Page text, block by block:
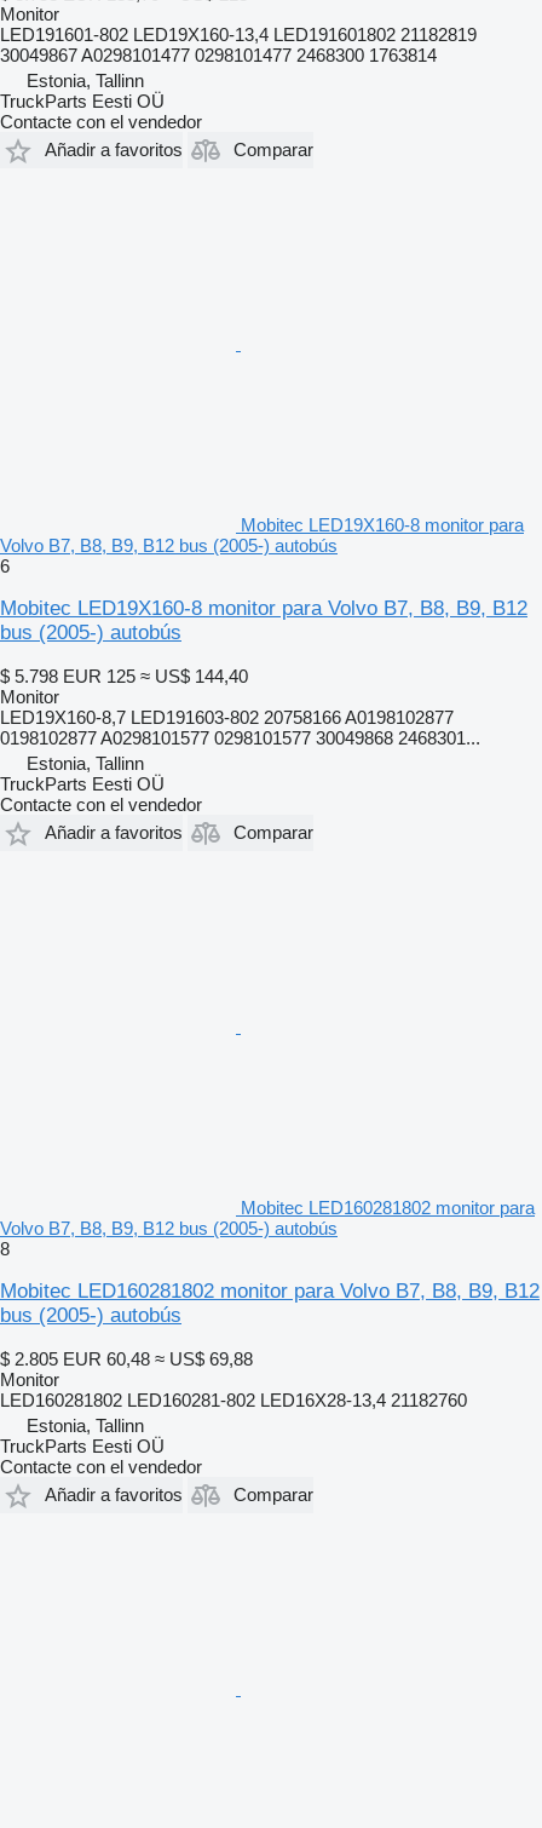
Monitor
LED191601-802 LED19X160-13,4 LED191601802 21182819
30049867 A0298101477 0298101477 2468300 1763814
Estonia, Tallinn
TruckParts Eesti OÜ
Contacte con el vendedor
Añadir a favoritos
Comparar
Mobitec LED19X160-8 monitor para
Volvo B7, B8, B9, B12 bus (2005-) autobús
6
Mobitec LED19X160-8 monitor para Volvo B7, B8, B9, B12
bus (2005-) autobús
$ 5.798 EUR 125 ≈ US$ 144,40
Monitor
LED19X160-8,7 LED191603-802 20758166 A0198102877
0198102877 A0298101577 0298101577 30049868 2468301...
Estonia, Tallinn
TruckParts Eesti OÜ
Contacte con el vendedor
Añadir a favoritos
Comparar
Mobitec LED160281802 monitor para
Volvo B7, B8, B9, B12 bus (2005-) autobús
8
Mobitec LED160281802 monitor para Volvo B7, B8, B9, B12
bus (2005-) autobús
$ 2.805 EUR 60,48 ≈ US$ 69,88
Monitor
LED160281802 LED160281-802 LED16X28-13,4 21182760
Estonia, Tallinn
TruckParts Eesti OÜ
Contacte con el vendedor
Añadir a favoritos
Comparar